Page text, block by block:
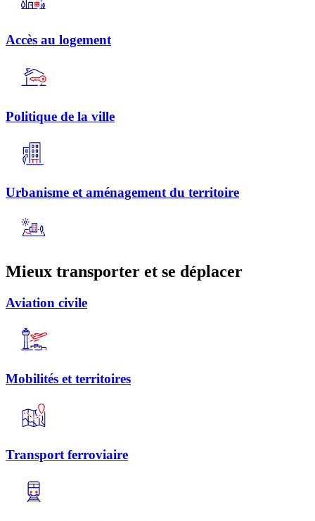
Accès au logement
Politique de la ville
Urbanisme et aménagement du territoire
Mieux transporter et se déplacer
Aviation civile
Mobilités et territoires
Transport ferroviaire